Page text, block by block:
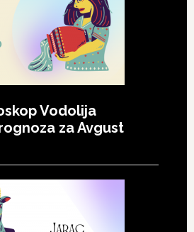
Vodolija
za Avgust